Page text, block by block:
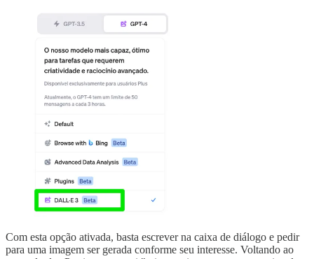
Com esta opção ativada, basta escrever na caixa de diálogo e pedir
para uma imagem ser gerada conforme seu interesse. Voltando ao